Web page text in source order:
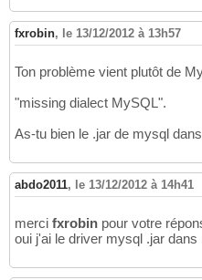
15
16
17
18
19
20
21
22
24
25
26
28
29
31
| 43 | migrate
| 103 | doCall .
| 114 | doCall
| 138 | run      in
| 885 | runTask
| 907 | run
^ 619 | run . .  in
Caused by
->> 51 | updateSql
- - - - - - - - -
| 44 |
| 150 |
| 38 |
| 30 |
fxrobin, le 13/12/2012 à 13h57
Ton problème vient plutôt de
"missing dialect MySQL".
As-tu bien le .jar de mysql
abdo2011, le 13/12/2012 à 14h41
merci fxrobin pour votre
oui j'ai le driver mysql .jar